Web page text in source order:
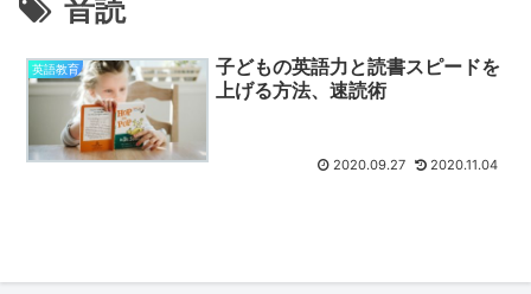
音読
英語教育
子どもの英語力と読書スピードを
上げる方法、速読術
2020.09.27 2020.11.04